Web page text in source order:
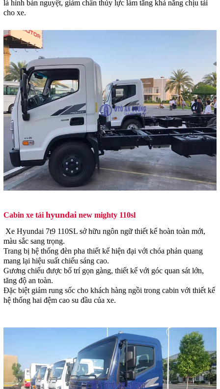
lá hình bán nguyệt, giảm chấn thủy lực làm tăng khả năng chịu tải
cho xe.
Cabin xe tải hyundai new mighty 110sl
Xe Hyundai 7t9 110SL sở hữu ngôn ngữ thiết kế hoàn toàn mới,
màu sắc sang trọng.
Trang bị hệ thống đèn pha thiết kế hiện đại với chóa phản quang
mang lại hiệu suất chiếu sáng cao.
Gương chiếu được bố trí gọn gàng, thiết kế với góc quan sát lớn,
tăng độ an toàn.
Đặc biệt giảm rung sốc cho khách hàng ngồi trong cabin với thiết kế
hệ thống hai đệm cao su đầu của xe.